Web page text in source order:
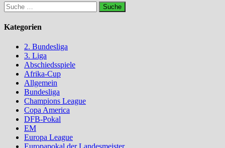
Suche
nach:
Kategorien
2. Bundesliga
3. Liga
Abschiedsspiele
Afrika-Cup
Allgemein
Bundesliga
Champions League
Copa America
DFB-Pokal
EM
Europa League
Europapokal der Landesmeister